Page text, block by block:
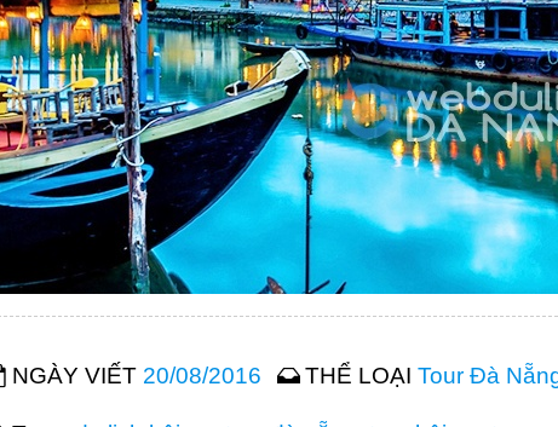
NGÀY VIẾT 20/08/2016 THỂ LOẠITour Đà